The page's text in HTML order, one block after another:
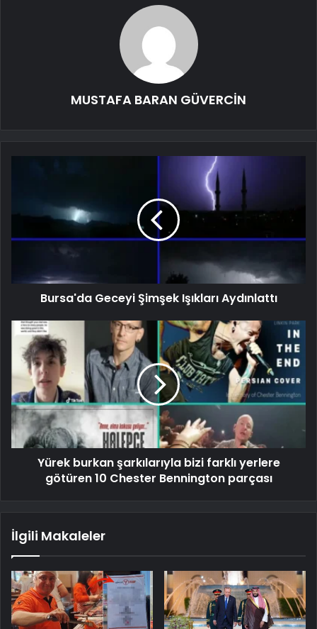
MUSTAFA BARAN GÜVERCİN
Bursa'da Geceyi Şimşek Işıkları Aydınlattı
Yürek burkan şarkılarıyla bizi farklı yerlere
götüren 10 Chester Bennington parçası
İlgili Makaleler